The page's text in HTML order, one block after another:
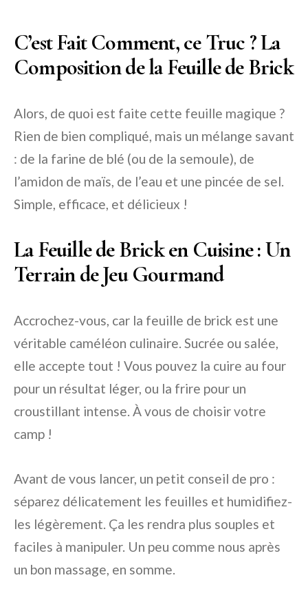
C’est Fait Comment, ce Truc ? La
Composition de la Feuille de Brick
Alors, de quoi est faite cette feuille magique ?
Rien de bien compliqué, mais un mélange savant
: de la farine de blé (ou de la semoule), de
l’amidon de maïs, de l’eau et une pincée de sel.
Simple, efficace, et délicieux !
La Feuille de Brick en Cuisine : Un
Terrain de Jeu Gourmand
Accrochez-vous, car la feuille de brick est une
véritable caméléon culinaire. Sucrée ou salée,
elle accepte tout ! Vous pouvez la cuire au four
pour un résultat léger, ou la frire pour un
croustillant intense. À vous de choisir votre
camp !
Avant de vous lancer, un petit conseil de pro :
séparez délicatement les feuilles et humidifiez-
les légèrement. Ça les rendra plus souples et
faciles à manipuler. Un peu comme nous après
un bon massage, en somme.